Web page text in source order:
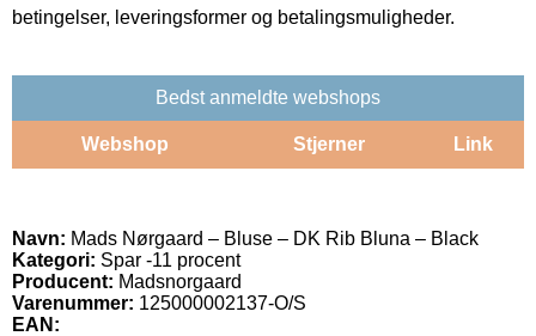
betingelser, leveringsformer og betalingsmuligheder.
Bedst anmeldte webshops
Webshop Stjerner Link
Navn: Mads Nørgaard – Bluse – DK Rib Bluna – Black
Kategori: Spar -11 procent
Producent: Madsnorgaard
Varenummer: 125000002137-O/S
EAN: